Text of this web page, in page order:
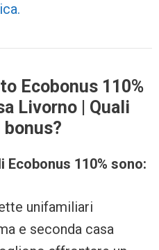
Ecobonus 110%
Livorno | Quali
110% sono:
unifamiliari
e seconda casa